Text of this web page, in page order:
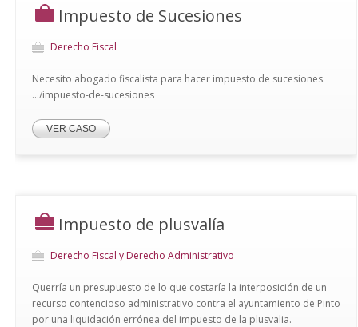
Impuesto de Sucesiones
Derecho Fiscal
Necesito abogado fiscalista para hacer impuesto de sucesiones.
.../impuesto-de-sucesiones
VER CASO
Impuesto de plusvalía
Derecho Fiscal y Derecho Administrativo
Querría un presupuesto de lo que costaría la interposición de un
recurso contencioso administrativo contra el ayuntamiento de Pinto
por una liquidación errónea del impuesto de la plusvalia.